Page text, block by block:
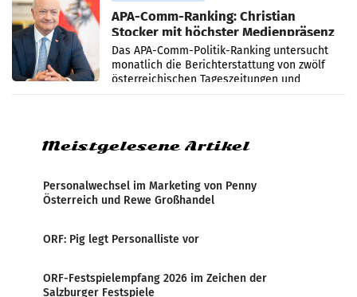
APA-Comm-Ranking: Christian
Stocker mit höchster Medienpräsenz
im Juli
Das APA-Comm-Politik-Ranking untersucht
monatlich die Berichterstattung von zwölf
österreichischen Tageszeitungen und
analysiert, welche Politikerinnen und
Meistgelesene Artikel
Personalwechsel im Marketing von Penny
Österreich und Rewe Großhandel
ORF: Pig legt Personalliste vor
ORF-Festspielempfang 2026 im Zeichen der
Salzburger Festspiele